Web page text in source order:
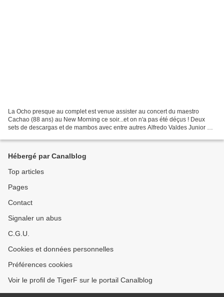
La Ocho presque au complet est venue assister au concert du maestro
Cachao (88 ans) au New Morning ce soir...et on n'a pas été déçus ! Deux
sets de descargas et de mambos avec entre autres Alfredo Valdes Junior au
Hébergé par Canalblog
Top articles
Pages
Contact
Signaler un abus
C.G.U.
Cookies et données personnelles
Préférences cookies
Voir le profil de TigerF sur le portail Canalblog